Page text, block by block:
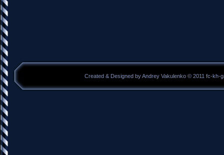
Created & Designed by Andrey Vakulenko © 2011 fc-kh-